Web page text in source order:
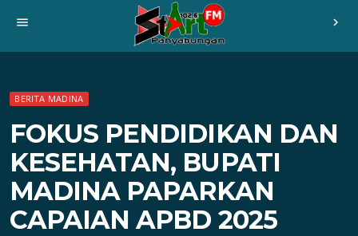
menu chevron_right
BERITA MADINA
FOKUS PENDIDIKAN DAN
KESEHATAN, BUPATI
MADINA PAPARKAN
CAPAIAN APBD 2025